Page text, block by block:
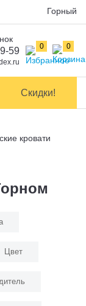
Горный
0 0
59
Скидки!
кровати
Цвет